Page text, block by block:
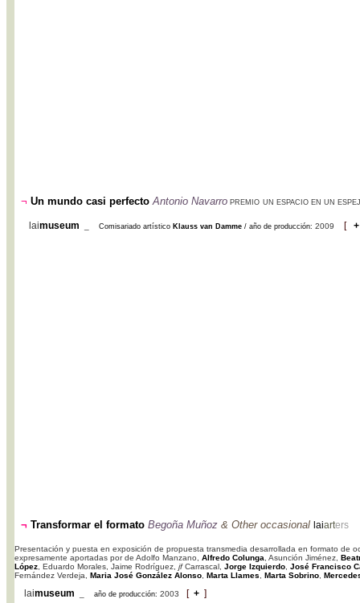
¬ Un mundo casi perfectoAntonio Navarro PREMIO UN ESPACIO EN UN
laimuseum Comisariado artístico Klauss van Damme / año de producción: 2009 [ +
¬ Transformar el formato Begoña Muñoz & Other occasional laiarters
Presentación y puesta en exposición de propuesta transmedia desarrollada en formato de
expresamente aportadas por de Adolfo Manzano, Alfredo Colunga , Asunción Jiménez,
López , Eduardo Morales, Jaime Rodríguez, jfCarrascal, Jorge Izquierdo José Francisco
Fernández Verdeja, Maria José González Alonso Marta Llames Marta Sobrino
laimuseum año de producción: 2003 [ + ]